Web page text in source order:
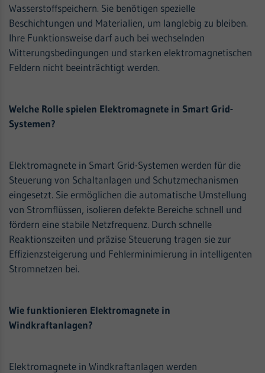
Wasserstoffspeichern. Sie benötigen spezielle
Beschichtungen und Materialien, um langlebig zu bleiben.
Ihre Funktionsweise darf auch bei wechselnden
Witterungsbedingungen und starken elektromagnetischen
Feldern nicht beeinträchtigt werden.
Welche Rolle spielen Elektromagnete in Smart Grid-
Systemen?
Elektromagnete in Smart Grid-Systemen werden für die
Steuerung von Schaltanlagen und Schutzmechanismen
eingesetzt. Sie ermöglichen die automatische Umstellung
von Stromflüssen, isolieren defekte Bereiche schnell und
fördern eine stabile Netzfrequenz. Durch schnelle
Reaktionszeiten und präzise Steuerung tragen sie zur
Effizienzsteigerung und Fehlerminimierung in intelligenten
Stromnetzen bei.
Wie funktionieren Elektromagnete in
Windkraftanlagen?
Elektromagnete in Windkraftanlagen werden